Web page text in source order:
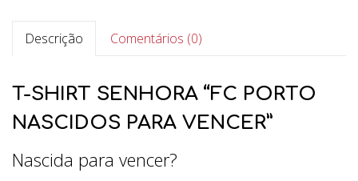
Descrição Comentários (0)
T-SHIRT SENHORA “FC PORTO
NASCIDOS PARA VENCER”
Nascida para vencer?